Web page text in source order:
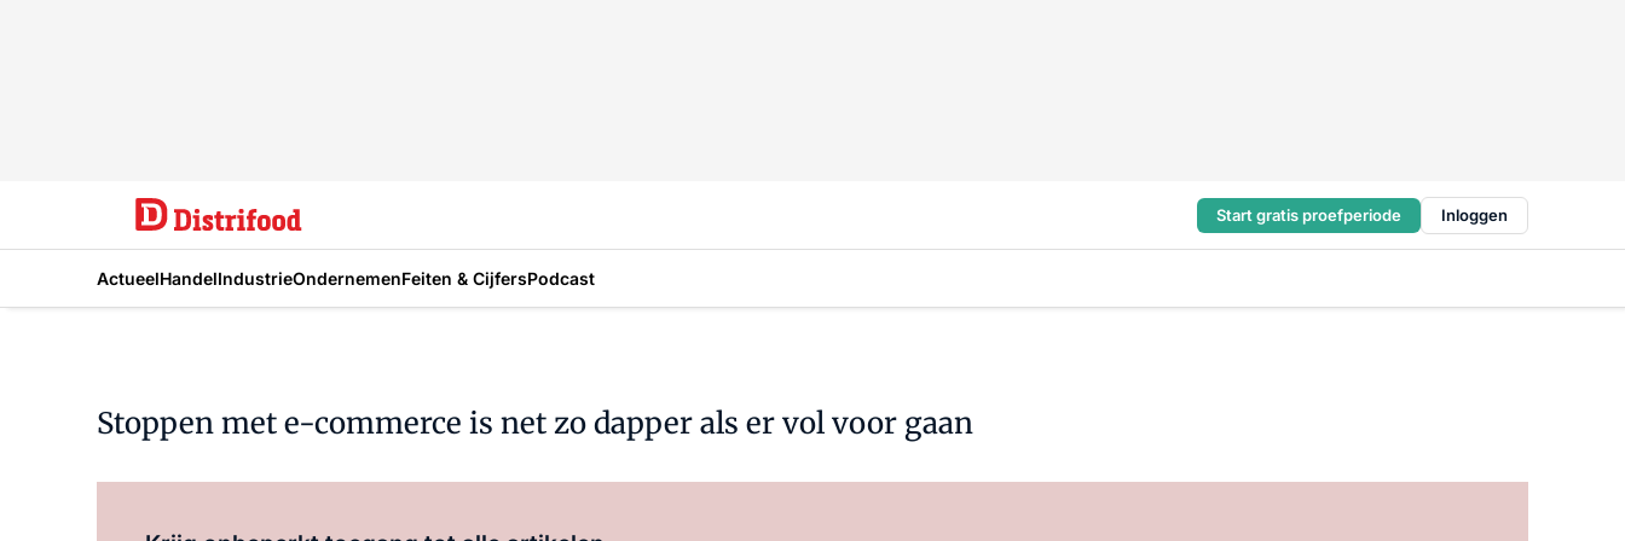
Start gratis proefperiode Inloggen
ActueelHandelIndustrieOndernemenFeiten & CijfersPodcast
Stoppen met e-commerce is net zo dapper als er vol voor gaan